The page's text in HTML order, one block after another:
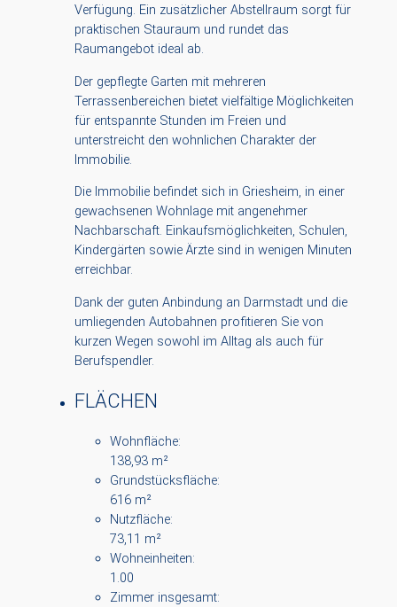
Verfügung. Ein zusätzlicher Abstellraum sorgt für
praktischen Stauraum und rundet das
Raumangebot ideal ab.
Der gepflegte Garten mit mehreren
Terrassenbereichen bietet vielfältige Möglichkeiten
für entspannte Stunden im Freien und
unterstreicht den wohnlichen Charakter der
Immobilie.
Die Immobilie befindet sich in Griesheim, in einer
gewachsenen Wohnlage mit angenehmer
Nachbarschaft. Einkaufsmöglichkeiten, Schulen,
Kindergärten sowie Ärzte sind in wenigen Minuten
erreichbar.
Dank der guten Anbindung an Darmstadt und die
umliegenden Autobahnen profitieren Sie von
kurzen Wegen sowohl im Alltag als auch für
Berufspendler.
FLÄCHEN
Wohnfläche:
138,93 m²
Grundstücksfläche:
616 m²
Nutzfläche:
73,11 m²
Wohneinheiten:
1.00
Zimmer insgesamt: